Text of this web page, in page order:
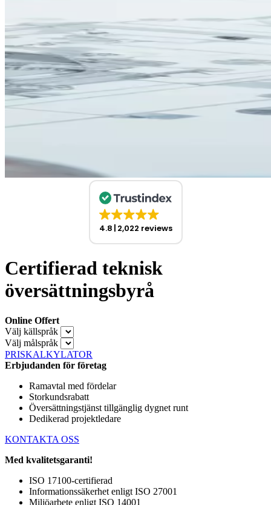
4.8 2,022 reviews
Certifierad teknisk
översättningsbyrå
Online Offert
Välj källspråk
Välj målspråk
PRISKALKYLATOR
Erbjudanden för företag
Ramavtal med fördelar
Storkundsrabatt
Översättningstjänst tillgänglig dygnet runt
Dedikerad projektledare
KONTAKTA OSS
Med kvalitetsgaranti!
ISO 17100-certifierad
Informationssäkerhet enligt ISO 27001
Miljöarbete enligt ISO 14001